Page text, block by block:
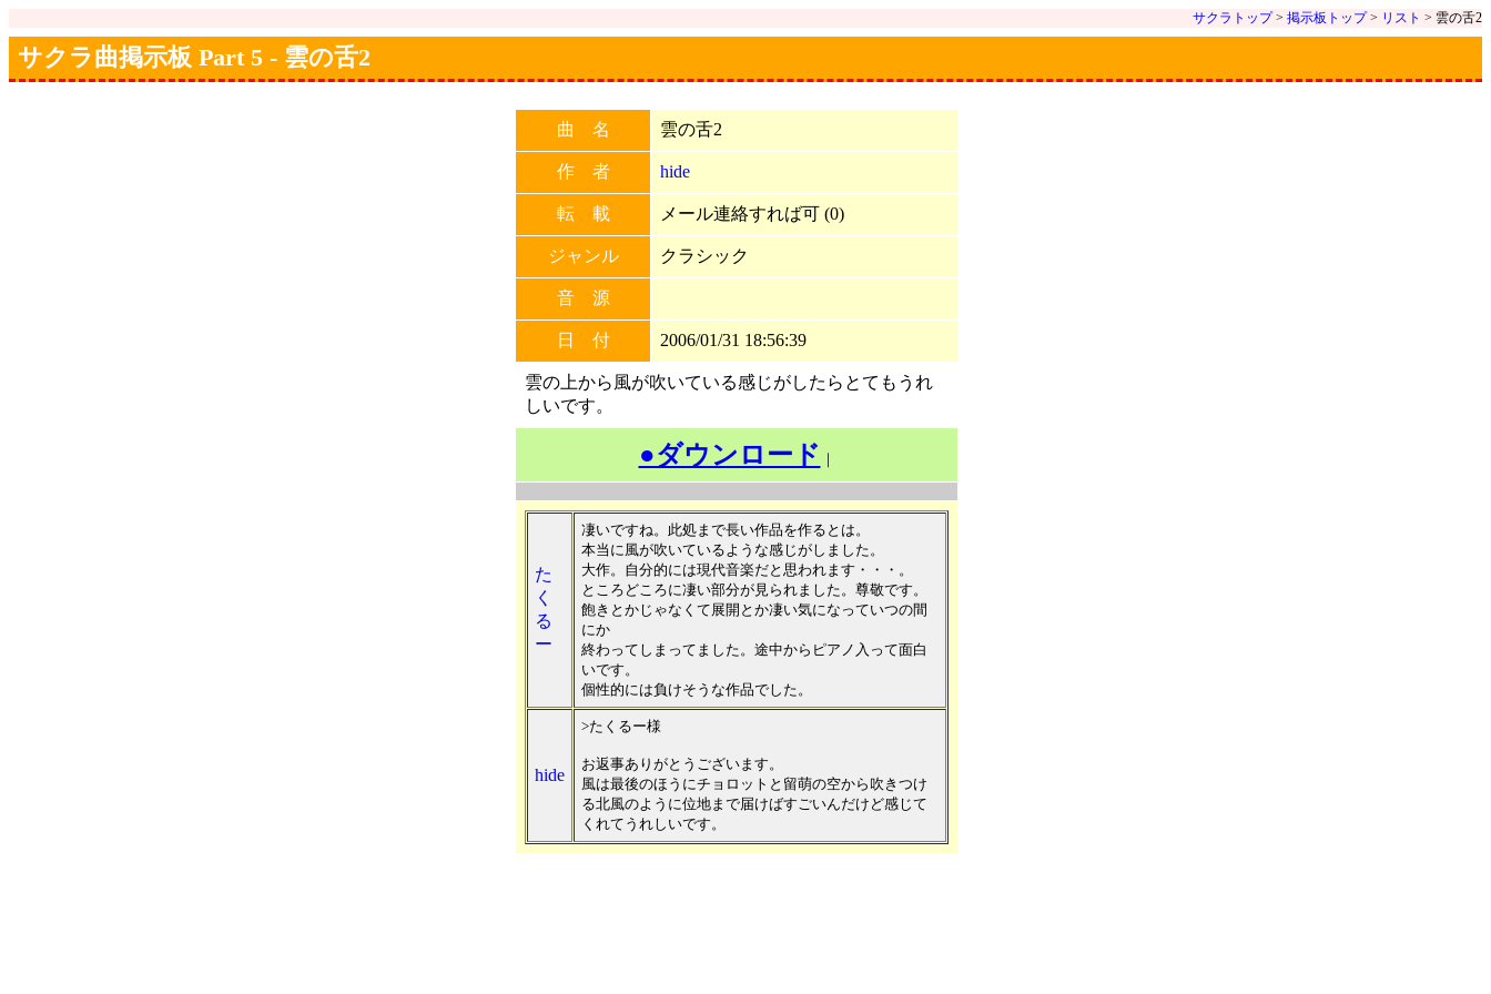
サクラトップ> 掲示板トップ> リスト > 雲の舌2
サクラ曲掲示板 Part 5 - 雲の舌2
曲 名 雲の舌2
作 者 hide
転 載 メール連絡すれば可 (0)
ジャンル クラシック
音 源
日 付 2006/01/31 18:56:39
雲の上から風が吹いている感じがしたらとてもうれ
しいです。
●ダウンロード ｜
た
く
る
ー
凄いですね。此処まで長い作品を作るとは。
本当に風が吹いているような感じがしました。
大作。自分的には現代音楽だと思われます・・・。
ところどころに凄い部分が見られました。尊敬です。
飽きとかじゃなくて展開とか凄い気になっていつの間
にか
終わってしまってました。途中からピアノ入って面白
いです。
個性的には負けそうな作品でした。
hide
>たくるー様
お返事ありがとうございます。
風は最後のほうにチョロットと留萌の空から吹きつけ
る北風のように位地まで届けばすごいんだけど感じて
くれてうれしいです。